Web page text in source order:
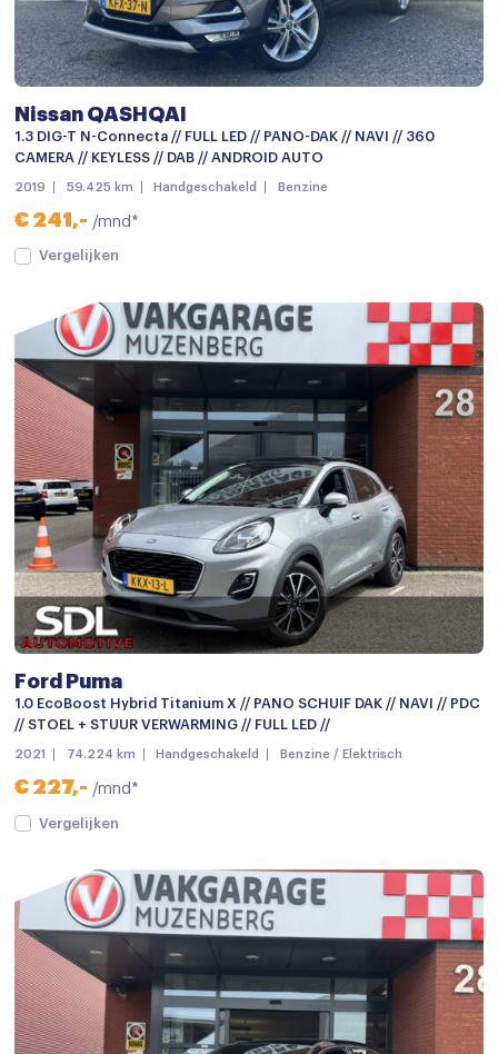
Nissan QASHQAI
1.3 DIG-T N-Connecta // FULL LED // PANO-DAK // NAVI // 360
CAMERA // KEYLESS // DAB // ANDROID AUTO
2019 59.425 km Handgeschakeld Benzine
€ 241,- /mnd*
Vergelijken
Ford Puma
1.0 EcoBoost Hybrid Titanium X // PANO SCHUIF DAK // NAVI // PDC
// STOEL + STUUR VERWARMING // FULL LED //
2021 74.224 km Handgeschakeld Benzine / Elektrisch
€ 227,- /mnd*
Vergelijken